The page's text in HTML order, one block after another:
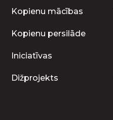
Kopienu mācības
Kopienu persilāde
Iniciatīvas
Dižprojekts